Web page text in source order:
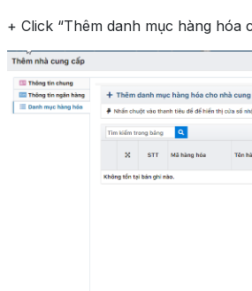
+ Click “Thêm danh mục hàng hóa